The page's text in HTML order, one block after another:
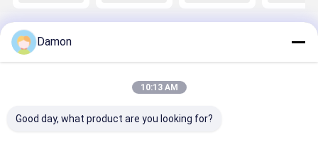
trekkoord
UVdruk
aan Eco
ons
Sitemap
Privacybeleid
KwaliteitDocument GiftvakjeChina Fabriek.Copyright © 2026
Guangzhou NSW printing co.,ltd. All Rights Reserved.
Damon
10:13 AM
Good day, what product are you looking for?